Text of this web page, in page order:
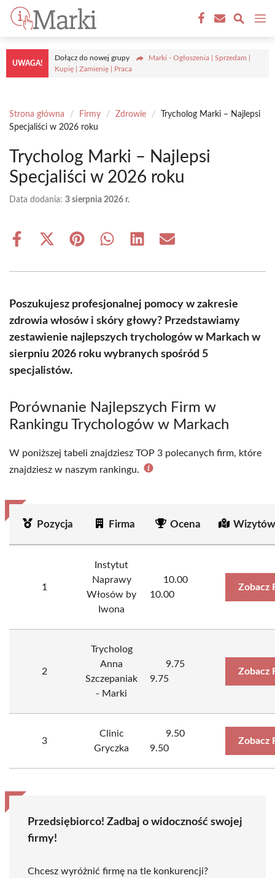
Przejdź
treści
UWAGA!
Dołącz do nowej grupy
Marki - Ogłoszenia | Sprzedam |
Kupię | Zamienię | Praca
Strona główna / Firmy / Zdrowie /
Trycholog Marki – Najlepsi
Specjaliści w 2026 roku
Trycholog Marki – Najlepsi
Specjaliści w 2026 roku
Data dodania: 3 sierpnia 2026 r.
Share
Share
(Twitter)
Share Share Share Share
Poszukujesz profesjonalnej pomocy w zakresie
zdrowia włosów i skóry głowy? Przedstawiamy
zestawienie najlepszych trychologów w Markach w
sierpniu 2026 roku wybranych spośród 5
specjalistów.
Porównanie Najlepszych Firm w
Rankingu Trychologów w Markach
W poniższej tabeli znajdziesz TOP 3 polecanych firm, które
znajdziesz w naszym rankingu.
Pozycja Firma Ocena
1
Instytut
Naprawy
Włosów by
Iwona
10.00
10.00
Zobacz
2
Trycholog
Anna
Szczepaniak
- Marki
9.75
9.75
Zobacz
3
Clinic
Gryczka
9.50
9.50
Zobacz
Przedsiębiorco! Zadbaj o widoczność swojej
firmy!
Chcesz wyróżnić firmę na tle konkurencji?